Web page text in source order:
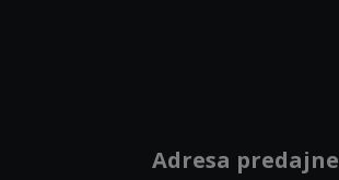
Adresa predajne